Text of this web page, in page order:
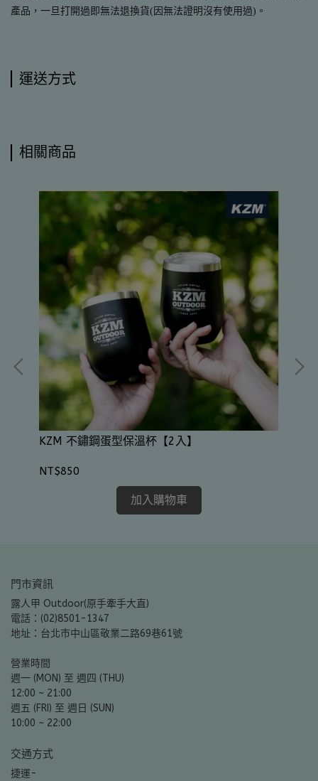
產品，一旦打開過即無法退換貨(因無法證明沒有使用過)。
運送方式
相關商品
KZM 不鏽鋼蛋型保溫杯【2入】
NT$850
加入購物車
門市資訊
露人甲 Outdoor(原手牽手大直)
電話：(02)8501-1347
地址：台北市中山區敬業二路69巷61號
營業時間
週一 (MON) 至 週四 (THU)
12:00 ~ 21:00
週五 (FRI) 至 週日 (SUN)
10:00 ~ 22:00
交通方式
捷運-